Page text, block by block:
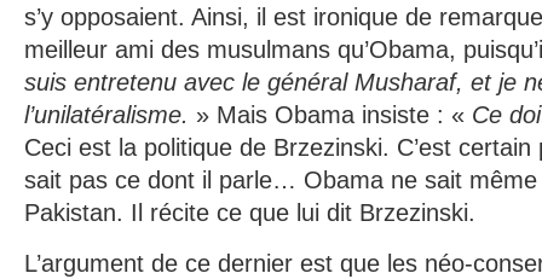
s’y opposaient. Ainsi, il est ironique de
meilleur ami des musulmans qu’Obama,
suis entretenu avec le général Musharaf, et je
l’unilatéralisme. » Mais Obama insiste : « Ce
Ceci est la politique de Brzezinski. C’est certain
sait pas ce dont il parle… Obama ne sait même
Pakistan. Il récite ce que lui dit Brzezinski.
L’argument de ce dernier est que les néo-